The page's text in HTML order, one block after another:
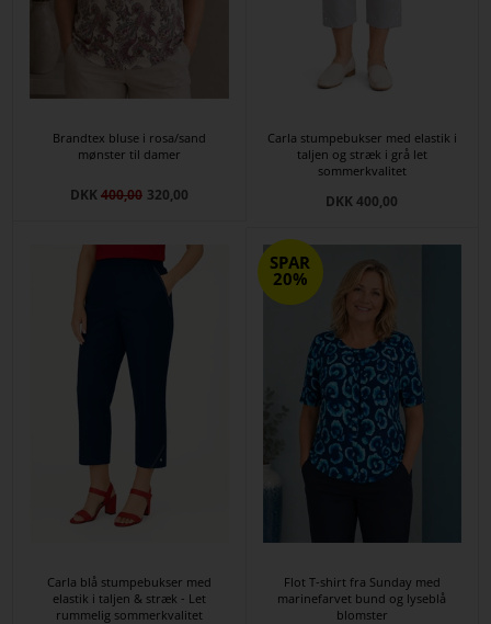
Brandtex bluse i rosa/sand
mønster til damer
DKK400,00 320,00
Carla stumpebukser med elastik i
taljen og stræk i grå let
sommerkvalitet
DKK 400,00
Carla blå stumpebukser med
elastik i taljen & stræk - Let
rummelig sommerkvalitet
SPAR
20%
Flot T-shirt fra Sunday med
marinefarvet bund og lyseblå
blomster